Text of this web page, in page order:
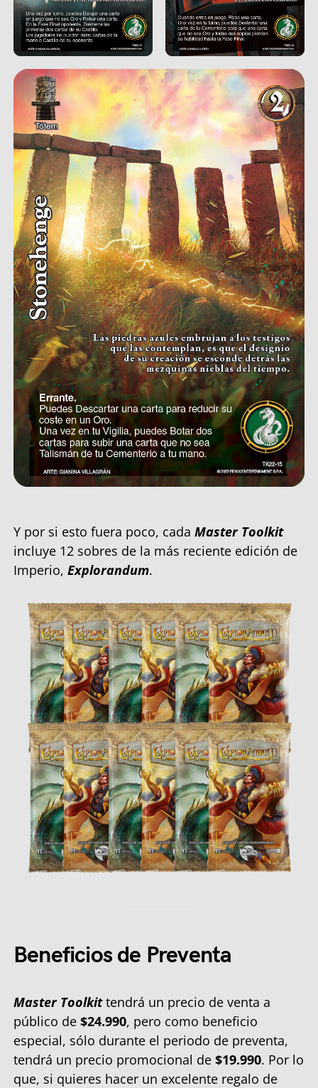
Y por si esto fuera poco, cada Master Toolkit
incluye 12 sobres de la más reciente edición de
Imperio, Explorandum.
Beneficios de Preventa
Master Toolkittendrá un precio de venta a
público de $24.990, pero como beneficio
especial, sólo durante el periodo de preventa,
tendrá un precio promocional de $19.990. Por lo
que, si quieres hacer un excelente regalo de